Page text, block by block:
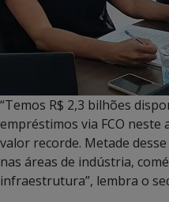
“Temos R$ 2,3 bilhões
empréstimos via FCO neste
valor recorde. Metade
nas áreas de indústria,
infraestrutura”, lembra o